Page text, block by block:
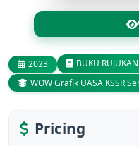
2023
BUKU RUJUKAN
WOW Grafik UASA KSSR
Pricing